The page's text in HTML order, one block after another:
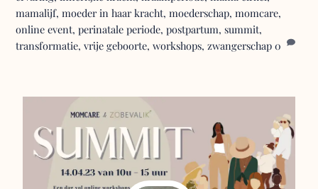
mamalijf,moeder in haar kracht,moederschap,momcare,
online event,perinatale periode,postpartum,summit,
transformatie,vrije geboorte,workshops,zwangerschap 0